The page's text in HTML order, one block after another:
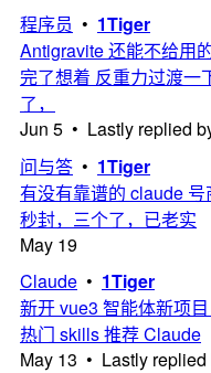
程序员 • 1Tiger
Antigravite 还能不给用
完了想着 反重力过渡一
了，
Jun 5 • Lastly replied
问与答 • 1Tiger
有没有靠谱的 claude
秒封，三个了，已老实
May 19
Claude • 1Tiger
新开 vue3 智能体新项
热门 skills 推荐 Claude
May 13 • Lastly replied